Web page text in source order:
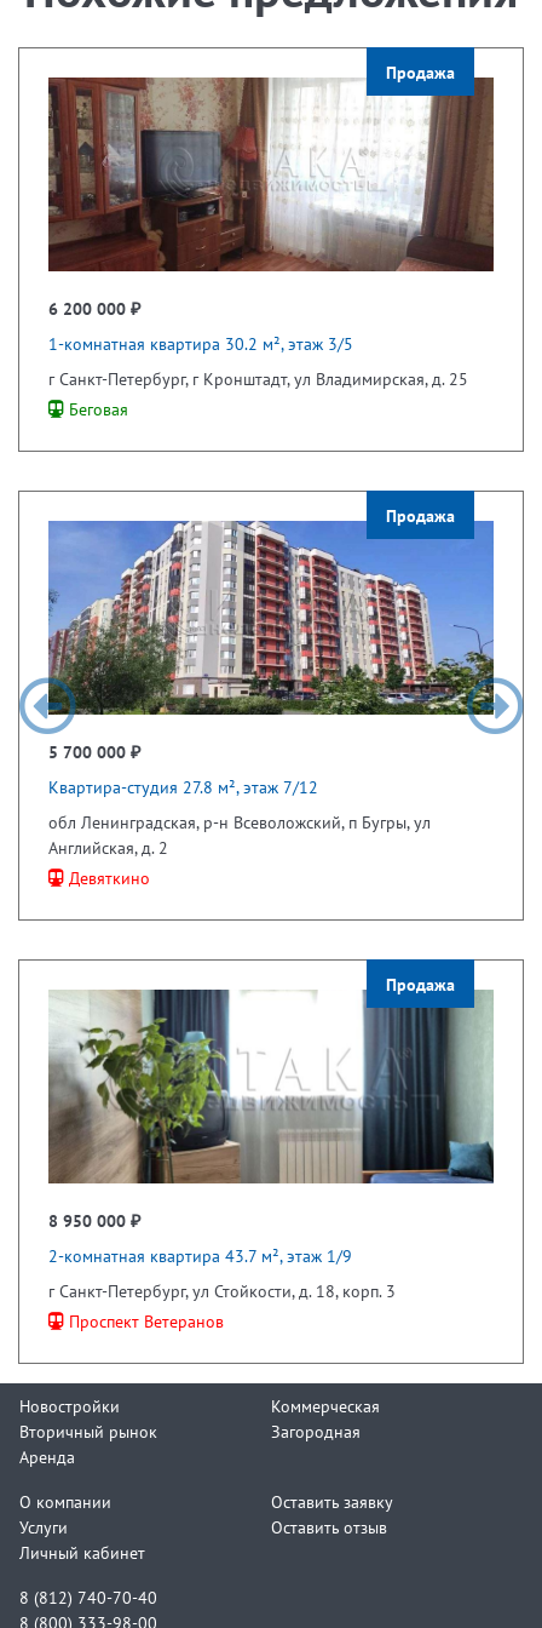
Продажа
6 200 000 ₽
1-комнатная квартира 30.2 м², этаж 3/5
г Санкт-Петербург, г Кронштадт, ул Владимирская, д. 25
Беговая
Продажа
5 700 000 ₽
Квартира-студия 27.8 м², этаж 7/12
обл Ленинградская, р-н Всеволожский, п Бугры, ул
Английская, д. 2
Девяткино
Продажа
8 950 000 ₽
2-комнатная квартира 43.7 м², этаж 1/9
г Санкт-Петербург, ул Стойкости, д. 18, корп. 3
Проспект Ветеранов
Новостройки
Вторичный рынок
Аренда
Коммерческая
Загородная
О компании
Услуги
Личный кабинет
Оставить заявку
Оставить отзыв
8 (812) 740-70-40
8 (800) 333-98-00